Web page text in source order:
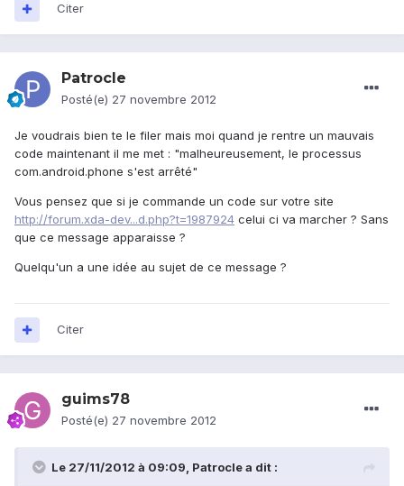
Citer
Patrocle
Posté(e) 27 novembre 2012
Je voudrais bien te le filer mais moi quand je rentre un mauvais
code maintenant il me met : "malheureusement, le processus
com.android.phone s'est arrêté"
Vous pensez que si je commande un code sur votre site
http://forum.xda-dev...d.php?t=1987924 celui ci va marcher ? Sans
que ce message apparaisse ?
Quelqu'un a une idée au sujet de ce message ?
Citer
guims78
Posté(e) 27 novembre 2012
Le 27/11/2012 à 09:09, Patrocle a dit :